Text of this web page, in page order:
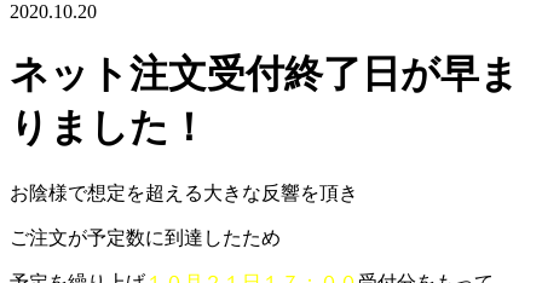
2020.10.20
ネット注文受付終了日が早ま
りました！
お陰様で想定を超える大きな反響を頂き
ご注文が予定数に到達したため